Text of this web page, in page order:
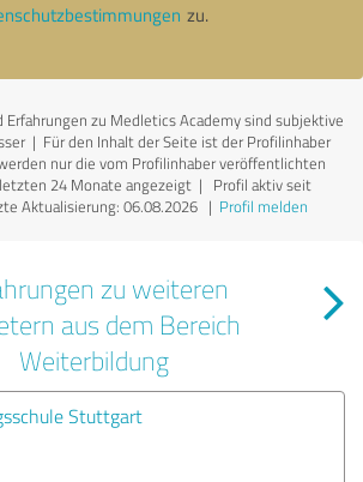
zu.
zu Medletics Academy sind subjektive
| Für den Inhalt der Seite ist der Profilinhaber
nur die vom Profilinhaber veröffentlichten
24 Monate angezeigt | Profil aktiv seit
Aktualisierung: 06.08.2026| Profil melden
zu weiteren
aus dem Bereich
Weiterbildung
Stuttgart